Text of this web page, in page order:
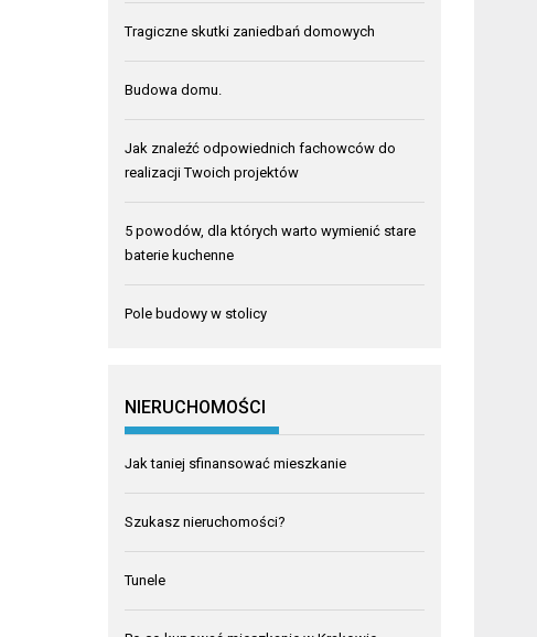
Tragiczne skutki zaniedbań domowych
Budowa domu.
Jak znaleźć odpowiednich fachowców do
realizacji Twoich projektów
5 powodów, dla których warto wymienić stare
baterie kuchenne
Pole budowy w stolicy
NIERUCHOMOŚCI
Jak taniej sfinansować mieszkanie
Szukasz nieruchomości?
Tunele